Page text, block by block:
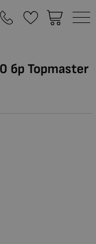
бр Topmaster